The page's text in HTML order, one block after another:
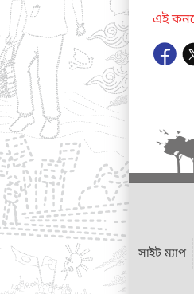
এই
সাইট ম্যাপ